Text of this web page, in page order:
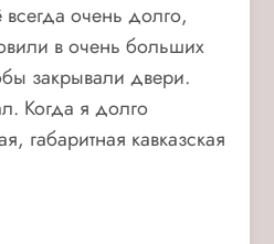
очень долго,
в очень больших
закрывали двери.
Когда я долго
габаритная кавказская